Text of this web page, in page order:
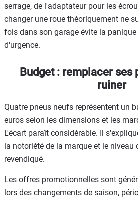
serrage, de l'adaptateur pour les
changer une roue théoriquement ne
fois dans son garage évite la
d'urgence.
Budget : remplacer ses
ruiner
Quatre pneus neufs représentent un
euros selon les dimensions et les
L'écart paraît considérable. Il
la notoriété de la marque et le niveau
revendiqué.
Les offres promotionnelles sont
lors des changements de saison,